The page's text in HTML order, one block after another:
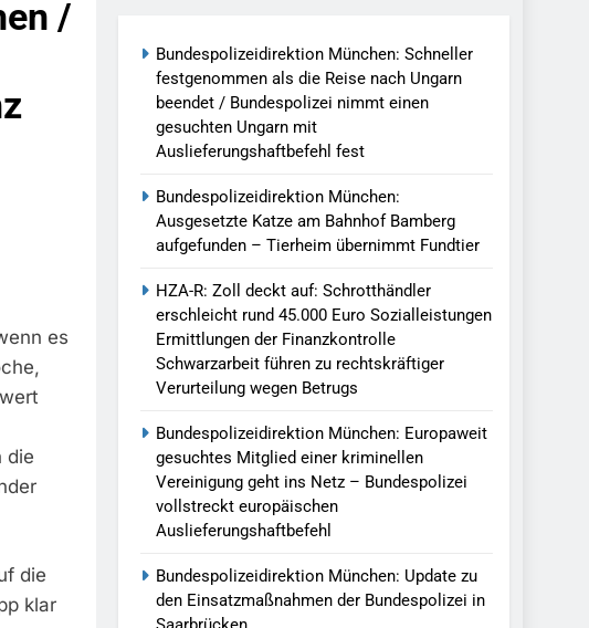
Kriminellen Vereinigung Geht Ins Netz –
Der Bundespolizei In Saarbrücken
In Aubing / Bundespolizei Ermittelt Wegen
Fest / Mann Nach Gleissturz Verletzt
Versteckt Kontrolle In Waidhaus Führt
Grenze Eingereist/Bundespolizei Stellt Auto
/
es
die
die
klar
Bundespolizeidirektion München: Schneller
festgenommen als die Reise nach Ungarn
beendet / Bundespolizei nimmt einen
gesuchten Ungarn mit
Auslieferungshaftbefehl fest
Bundespolizeidirektion München:
Ausgesetzte Katze am Bahnhof Bamberg
aufgefunden – Tierheim übernimmt Fundtier
HZA-R: Zoll deckt auf: Schrotthändler
erschleicht rund 45.000 Euro Sozialleistungen
Ermittlungen der Finanzkontrolle
Schwarzarbeit führen zu rechtskräftiger
Verurteilung wegen Betrugs
Bundespolizeidirektion München: Europaweit
gesuchtes Mitglied einer kriminellen
Vereinigung geht ins Netz – Bundespolizei
vollstreckt europäischen
Auslieferungshaftbefehl
Bundespolizeidirektion München: Update zu
den Einsatzmaßnahmen der Bundespolizei in